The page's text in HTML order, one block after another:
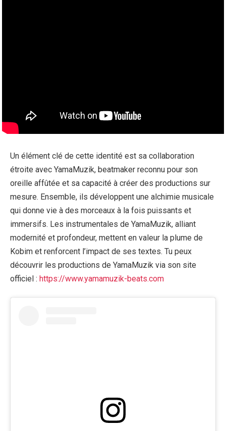
Un élément clé de cette identité est sa collaboration
étroite avec YamaMuzik, beatmaker reconnu pour son
oreille affûtée et sa capacité à créer des productions sur
mesure. Ensemble, ils développent une alchimie musicale
qui donne vie à des morceaux à la fois puissants et
immersifs. Les instrumentales de YamaMuzik, alliant
modernité et profondeur, mettent en valeur la plume de
Kobim et renforcent l’impact de ses textes. Tu peux
découvrir les productions de YamaMuzik via son site
officiel : https://www.yamamuzik-beats.com